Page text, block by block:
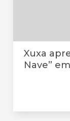
Xuxa
Nave”